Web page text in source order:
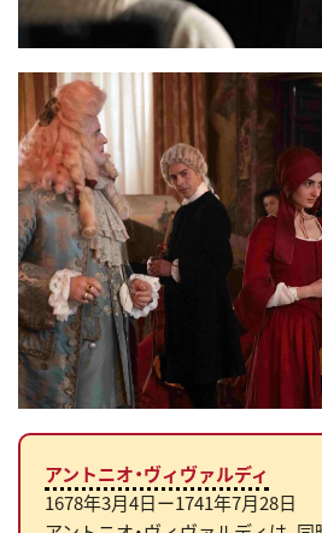
アントニオ・ヴィヴァルディ
1678年3月4日ー1741年7月28日